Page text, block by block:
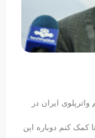
ایران در
کنم دوباره این